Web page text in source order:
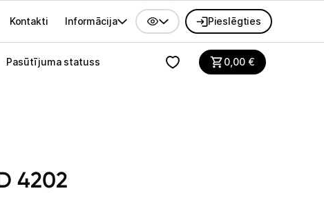
Galvenes izvēlne
Kontakti Informācija Pieslēgties
Pasūtījuma statuss 0,00€
4202